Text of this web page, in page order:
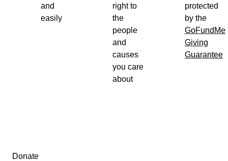
and
easily
right to
the
people
and
causes
you care
about
protected
by the
GoFundMe
Giving
Guarantee
Secondary menu
Donate